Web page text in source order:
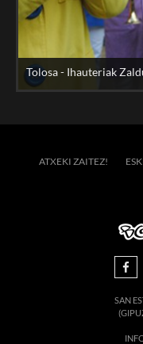
Tolosa - Ihauteriak
ATXEKI ZAITEZ!
SAN